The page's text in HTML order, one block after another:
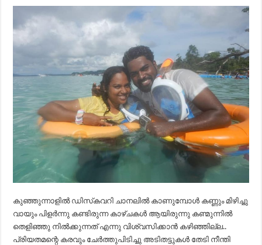
കുഞ്ഞുന്നാളിൽ ഡിസ്‌കവറി ചാനലിൽ കാണുമ്പോൾ കണ്ണും മിഴിച്ചു
വായും പിളർന്നു കണ്ടിരുന്ന കാഴ്ചകൾ ആയിരുന്നു കണ്മുന്നിൽ
തെളിഞ്ഞു നിൽക്കുന്നത് എന്നു വിശ്വസിക്കാൻ കഴിഞ്ഞില്ല..
പ്രിയതമന്റെ കരവും ചേർത്തുപിടിച്ചു അടിതട്ടുകൾ തേടി നീന്തി